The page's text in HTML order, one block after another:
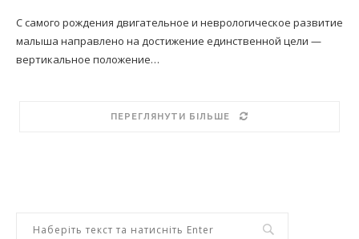
С самого рождения двигательное и неврологическое развитие
малыша направлено на достижение единственной цели —
вертикальное положение…
ПЕРЕГЛЯНУТИ БІЛЬШЕ